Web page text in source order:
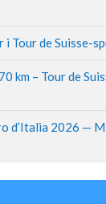
Tour de Suisse-
km – Tour de
d’Italia 2026 —